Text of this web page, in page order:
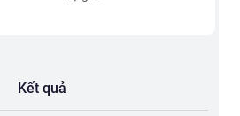
Kết quả